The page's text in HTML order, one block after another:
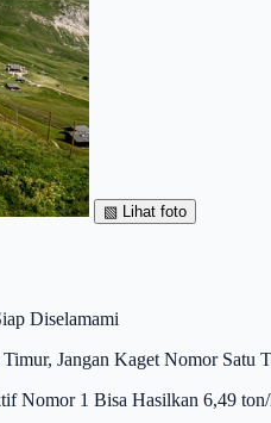
▧ Lihat foto
Diselamami
Jangan Kaget Nomor Satu
Nomor 1 Bisa Hasilkan 6,49 ton/